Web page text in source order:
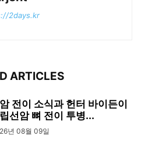
2days.kr
ARTICLES
전이 소식과 헌터 바이든이
선암 뼈 전이 투병...
년 08월 09일